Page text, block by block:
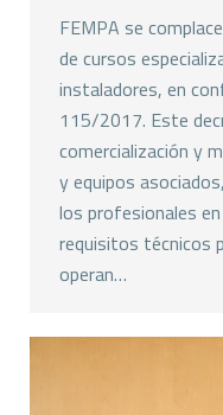
FEMPA se
de cursos
instaladores, en
115/2017. Este
comercialización y
y equipos
los profesionales
requisitos técnicos
operan…